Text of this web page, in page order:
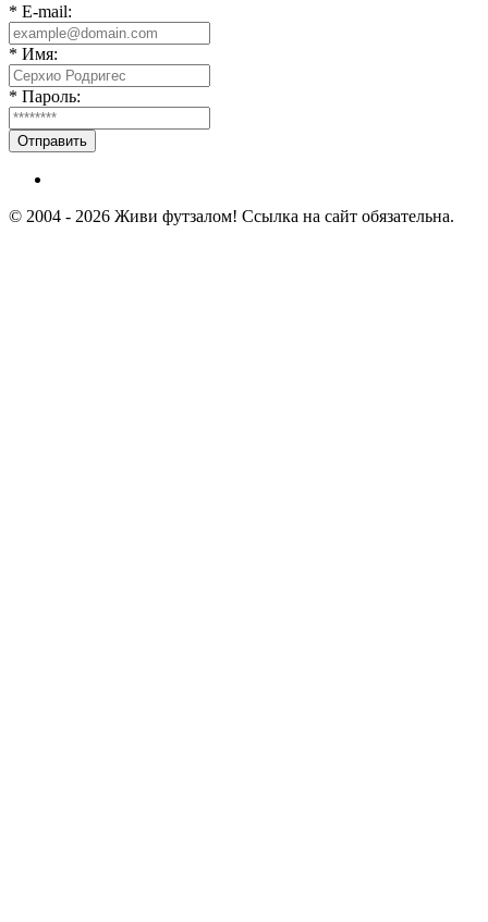
* E-mail:
* Имя:
* Пароль:
Отправить
© 2004 - 2026 Живи футзалом! Ссылка на сайт обязательна.